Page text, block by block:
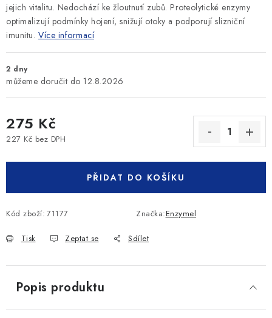
jejich vitalitu. Nedochází ke žloutnutí zubů. Proteolytické enzymy
optimalizují podmínky hojení, snižují otoky a podporují slizniční
imunitu. Více informací
2 dny
12.8.2026
275 Kč
227 Kč bez DPH
PŘIDAT DO KOŠÍKU
Kód zboží: 71177 Značka:Enzymel
Tisk Zeptat se Sdílet
Popis produktu